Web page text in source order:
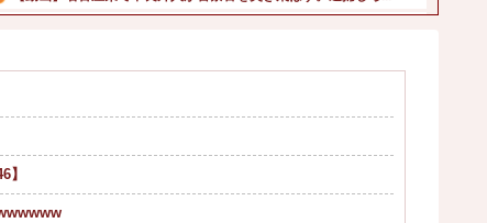
『ジャンポケ斉藤、懲役7年の求刑』?これの率直な感想他
韓国人「現在、日本が密かに韓国からパクっているものがこち...
】